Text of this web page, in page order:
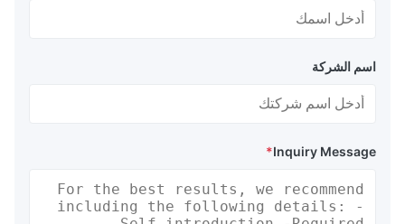
اسم الشركة
Inquiry Message
*